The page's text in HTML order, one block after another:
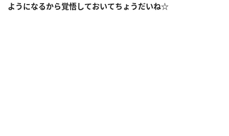
ようになるから覚悟しておいてちょうだいね☆